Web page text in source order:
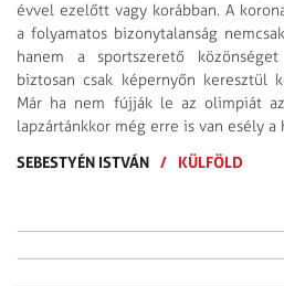
évvel ezelőtt vagy korábban. A
a folyamatos bizonytalanság
hanem a sportszerető
biztosan csak képernyőn keresztül
Már ha nem fújják le az olimpiát
lapzártánkkor még erre is van esély a
SEBESTYÉN ISTVÁN / KÜLFÖLD